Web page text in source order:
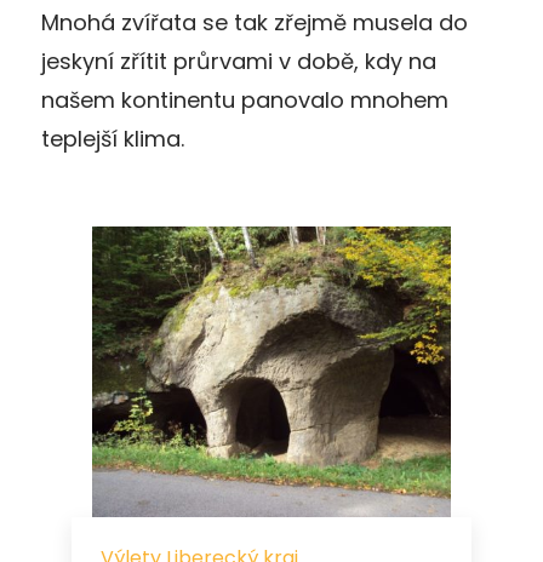
Mnohá zvířata se tak zřejmě musela do
jeskyní zřítit průrvami v době, kdy na
našem kontinentu panovalo mnohem
teplejší klima.